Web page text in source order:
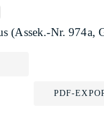
(Assek.-Nr. 974a,
PDF-